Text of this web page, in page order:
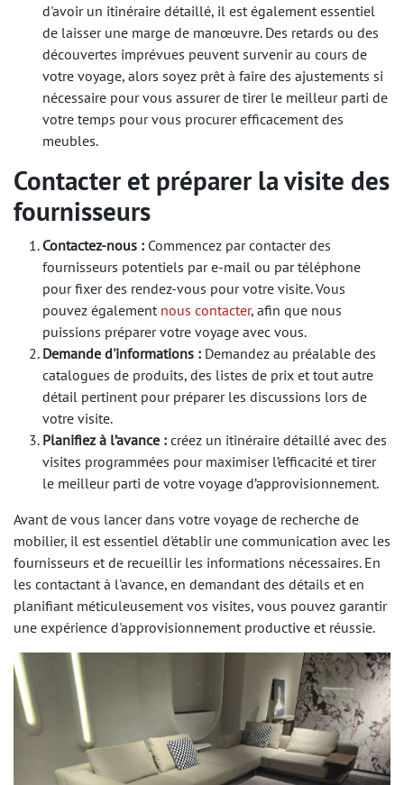
d'avoir un itinéraire détaillé, il est également essentiel
de laisser une marge de manœuvre. Des retards ou des
découvertes imprévues peuvent survenir au cours de
votre voyage, alors soyez prêt à faire des ajustements si
nécessaire pour vous assurer de tirer le meilleur parti de
votre temps pour vous procurer efficacement des
meubles.
Contacter et préparer la visite des
fournisseurs
Contactez-nous : Commencez par contacter des
fournisseurs potentiels par e-mail ou par téléphone
pour fixer des rendez-vous pour votre visite. Vous
pouvez également nous contacter, afin que nous
puissions préparer votre voyage avec vous.
Demande d'informations : Demandez au préalable des
catalogues de produits, des listes de prix et tout autre
détail pertinent pour préparer les discussions lors de
votre visite.
Planifiez à l’avance : créez un itinéraire détaillé avec des
visites programmées pour maximiser l’efficacité et tirer
le meilleur parti de votre voyage d’approvisionnement.
Avant de vous lancer dans votre voyage de recherche de
mobilier, il est essentiel d'établir une communication avec les
fournisseurs et de recueillir les informations nécessaires. En
les contactant à l'avance, en demandant des détails et en
planifiant méticuleusement vos visites, vous pouvez garantir
une expérience d'approvisionnement productive et réussie.